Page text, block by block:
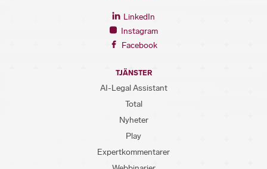
LinkedIn
Instagram
Facebook
TJÄNSTER
AI-Legal Assistant
Total
Nyheter
Play
Expertkommentarer